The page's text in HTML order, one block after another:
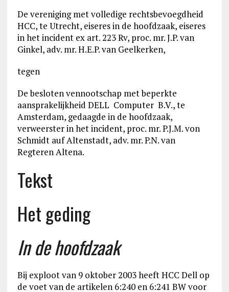
De vereniging met volledige rechtsbevoegdheid
HCC, te Utrecht, eiseres in de hoofdzaak, eiseres
in het incident ex art. 223 Rv, proc. mr. J.P. van
Ginkel, adv. mr. H.E.P. van Geelkerken,
tegen
De besloten vennootschap met beperkte
aansprakelijkheid DELL Computer B.V., te
Amsterdam, gedaagde in de hoofdzaak,
verweerster in het incident, proc. mr. P.J.M. von
Schmidt auf Altenstadt, adv. mr. P.N. van
Regteren Altena.
Tekst
Het geding
In de hoofdzaak
Bij exploot van 9 oktober 2003 heeft HCC Dell op
de voet van de artikelen 6:240 en 6:241 BW voor